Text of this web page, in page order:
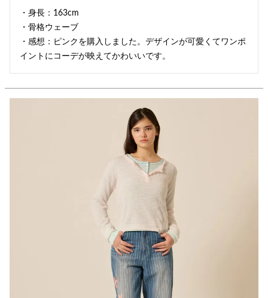
・身長：163cm
・骨格ウェーブ
・感想：ピンクを購入しました。デザインが可愛くてワンポ